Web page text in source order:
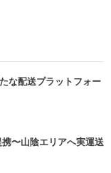
な配送プラットフォー
〜山陰エリアへ実運送